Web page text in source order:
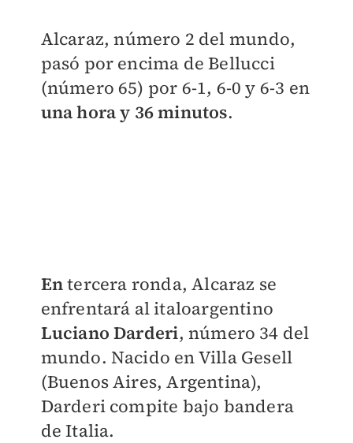
Alcaraz, número 2 del mundo,
pasó por encima de Bellucci
(número 65) por 6-1, 6-0 y 6-3 en
una hora y 36 minutos.
Entercera ronda, Alcaraz se
enfrentará al italoargentino
Luciano Darderi, número 34 del
mundo. Nacido en Villa Gesell
(Buenos Aires, Argentina),
Darderi compite bajo bandera
de Italia.